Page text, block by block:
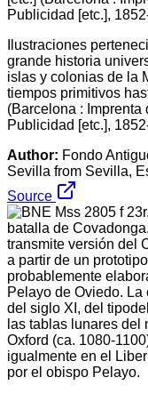
Ilustraciones
grande historia
islas y colonias de la
tiempos primitivos
(Barcelona : Imprenta
Publicidad [etc.],
Author: Fondo
Sevilla from Sevilla,
Source